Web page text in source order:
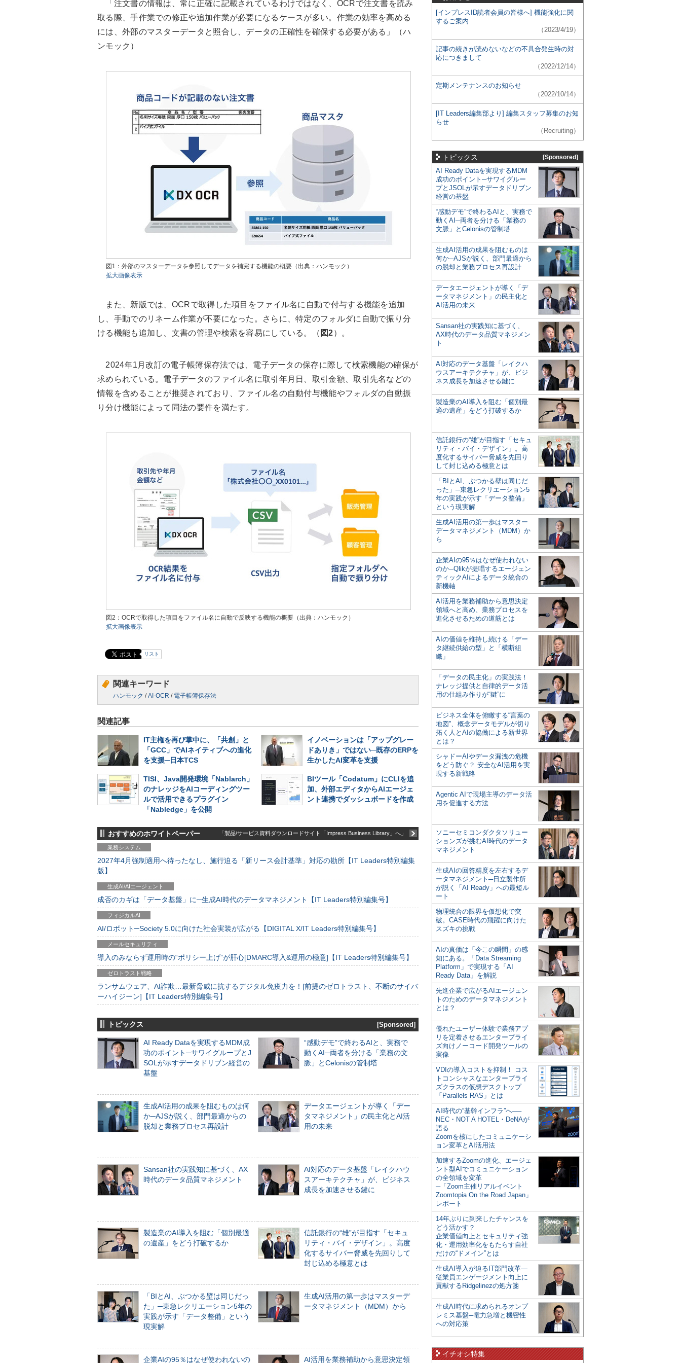
「注文書の情報は、常に正確に記載されているわけではなく、OCRで注文書を読み
取る際、手作業での修正や追加作業が必要になるケースが多い。作業の効率を高める
には、外部のマスターデータと照合し、データの正確性を確保する必要がある」（ハ
ンモック）
図1：外部のマスターデータを参照してデータを補完する機能の概要（出典：ハンモック）
拡大画像表示
また、新版では、OCRで取得した項目をファイル名に自動で付与する機能を追加
し、手動でのリネーム作業が不要になった。さらに、特定のフォルダに自動で振り分
ける機能も追加し、文書の管理や検索を容易にしている。（ 図2）。
2024年1月改訂の電子帳簿保存法では、電子データの保存に際して検索機能の確保が
求められている。電子データのファイル名に取引年月日、取引金額、取引先名などの
情報を含めることが推奨されており、ファイル名の自動付与機能やフォルダの自動振
り分け機能によって同法の要件を満たす。
図2：OCRで取得した項目をファイル名に自動で反映する機能の概要（出典：ハンモック）
拡大画像表示
リスト
関連キーワード
ハンモック /AI-OCR / 電子帳簿保存法
関連記事
IT主権を再び掌中に、「共創」と
「GCC」でAIネイティブへの進化
を支援─日本TCS
イノベーションは「アップグレー
ドありき」ではない─既存のERPを
生かしたAI変革を支援
TISI、Java開発環境「Nablarch」
のナレッジをAIコーディングツー
ルで活用できるプラグイン
「Nabledge」を公開
BIツール「Codatum」にCLIを追
加、外部エディタからAIエージェ
ント連携でダッシュボードを作成
おすすめのホワイトペーパー 「製品/サービス資料ダウンロードサイト「Impress Business Library」へ」
業務システム
2027年4月強制適用へ待ったなし、施行迫る「新リース会計基準」対応の勘所【IT Leaders特別編集
版】
生成AI/AIエージェント
成否のカギは「データ基盤」に─生成AI時代のデータマネジメント【IT Leaders特別編集号】
フィジカルAI
AI/ロボット─Society 5.0に向けた社会実装が広がる【DIGITAL X/IT Leaders特別編集号】
メールセキュリティ
導入のみならず運用時の“ポリシー上げ”が肝心[DMARC導入&運用の極意]【IT Leaders特別編集号】
ゼロトラスト戦略
ランサムウェア、AI詐欺…最新脅威に抗するデジタル免疫力を！[前提のゼロトラスト、不断のサイバ
ーハイジーン]【IT Leaders特別編集号】
トピックス [Sponsored]
AI Ready Dataを実現するMDM成
功のポイント─サワイグループとJ
SOLが示すデータドリブン経営の
基盤
“感動デモ”で終わるAIと、実務で
動くAI─両者を分ける「業務の文
脈」とCelonisの管制塔
生成AI活用の成果を阻むものは何
か─AJSが説く、部門最適からの
脱却と業務プロセス再設計
データエージェントが導く「デー
タマネジメント」の民主化とAI活
用の未来
Sansan社の実践知に基づく、AX
時代のデータ品質マネジメント
AI対応のデータ基盤「レイクハウ
スアーキテクチャ」が、ビジネス
成長を加速させる鍵に
製造業のAI導入を阻む「個別最適
の遺産」をどう打破するか
信託銀行の“雄”が目指す「セキュ
リティ・バイ・デザイン」。高度
化するサイバー脅威を先回りして
封じ込める極意とは
「BIとAI、ぶつかる壁は同じだっ
た」─東急レクリエーション5年の
実践が示す「データ整備」という
現実解
生成AI活用の第一歩はマスターデ
ータマネジメント（MDM）から
企業AIの95％はなぜ使われないの AI活用を業務補助から意思決定領
[インプレスID読者会員の皆様へ] 機能強化に関
するご案内
（2023/4/19）
記事の続きが読めないなどの不具合発生時の対
応につきまして
（2022/12/14）
定期メンテナンスのお知らせ
（2022/10/14）
[IT Leaders編集部より] 編集スタッフ募集のお知
らせ
（Recruiting）
トピックス [Sponsored]
AI Ready Dataを実現するMDM
成功のポイント─サワイグルー
プとJSOLが示すデータドリブン
経営の基盤
“感動デモ”で終わるAIと、実務で
動くAI─両者を分ける「業務の
文脈」とCelonisの管制塔
生成AI活用の成果を阻むものは
何か─AJSが説く、部門最適から
の脱却と業務プロセス再設計
データエージェントが導く「デ
ータマネジメント」の民主化と
AI活用の未来
Sansan社の実践知に基づく、
AX時代のデータ品質マネジメン
ト
AI対応のデータ基盤「レイクハ
ウスアーキテクチャ」が、ビジ
ネス成長を加速させる鍵に
製造業のAI導入を阻む「個別最
適の遺産」をどう打破するか
信託銀行の“雄”が目指す「セキュ
リティ・バイ・デザイン」。高
度化するサイバー脅威を先回り
して封じ込める極意とは
「BIとAI、ぶつかる壁は同じだ
った」─東急レクリエーション5
年の実践が示す「データ整備」
という現実解
生成AI活用の第一歩はマスター
データマネジメント（MDM）か
ら
企業AIの95％はなぜ使われない
のか─Qlikが提唱するエージェン
ティックAIによるデータ統合の
新機軸
AI活用を業務補助から意思決定
領域へと高め、業務プロセスを
進化させるための道筋とは
AIの価値を維持し続ける「デー
タ継続供給の型」と「横断組
織」
「データの民主化」の実践法！
ナレッジ提供と自律的データ活
用の仕組み作りが“鍵”に
ビジネス全体を俯瞰する“言葉の
地図”、概念データモデルが切り
拓く人とAIの協働による新世界
とは？
シャドーAIやデータ漏洩の危機
をどう防ぐ？ 安全なAI活用を実
現する新戦略
Agentic AIで現場主導のデータ活
用を促進する方法
ソニーセミコンダクタソリュー
ションズが挑むAI時代のデータ
マネジメント
生成AIの回答精度を左右するデ
ータマネジメント─日立製作所
が説く「AI Ready」への最短ル
ート
物理統合の限界を仮想化で突
破。CASE時代の飛躍に向けた
スズキの挑戦
AIの真価は「今この瞬間」の感
知にある。「Data Streaming
Platform」で実現する「AI
Ready Data」を解説
先進企業で広がるAIエージェン
トのためのデータマネジメント
とは？
優れたユーザー体験で業務アプ
リを定着させるエンタープライ
ズ向けノーコード開発ツールの
実像
VDIの導入コストを抑制！ コス
トコンシャスなエンタープライ
ズクラスの仮想デスクトップ
「Parallels RAS」とは
AI時代の“基幹インフラ”へ──
NEC・NOT A HOTEL・DeNAが
語る
Zoomを核にしたコミュニケーシ
ョン変革とAI活用法
加速するZoomの進化、エージェ
ント型AIでコミュニケーション
の全領域を変革
─「Zoom主催リアルイベント
Zoomtopia On the Road Japan」
レポート
14年ぶりに到来したチャンスを
どう活かす？
企業価値向上とセキュリティ強
化・運用効率化をもたらす自社
だけの“ドメイン”とは
生成AI導入が迫るIT部門改革―
従業員エンゲージメント向上に
貢献するRidgelinezの処方箋
生成AI時代に求められるオンプ
レミス基盤─電力急増と機密性
への対応策
イチオシ特集